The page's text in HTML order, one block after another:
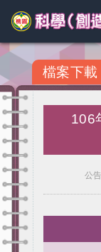
檔案下載
106
公